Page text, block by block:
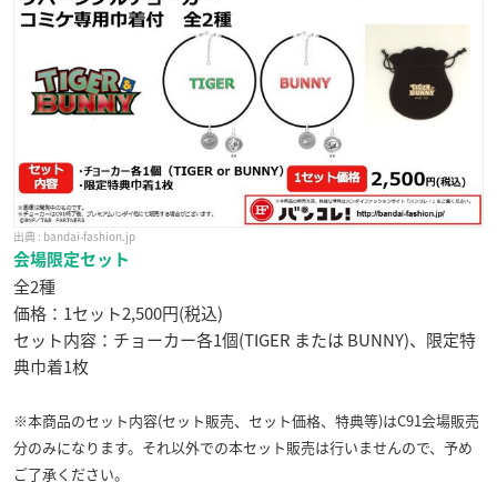
bandai-fashion.jp
会場限定セット
全2種
価格：1セット2,500円(税込)
セット内容：チョーカー各1個(TIGER または BUNNY)、限定特
典巾着1枚
※本商品のセット内容(セット販売、セット価格、特典等)はC91会場販売
分のみになります。それ以外での本セット販売は行いませんので、予め
ご了承ください。